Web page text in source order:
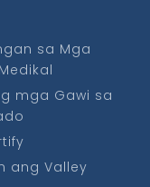
sa Mga
mga Gawi sa
ang Valley